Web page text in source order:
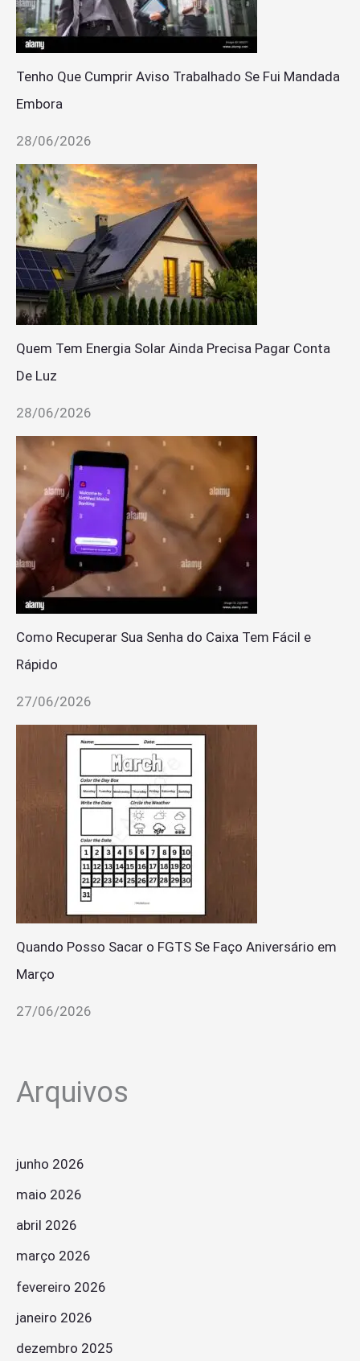
Tenho Que Cumprir Aviso Trabalhado Se Fui Mandada
Embora
28/06/2026
Quem Tem Energia Solar Ainda Precisa Pagar Conta
De Luz
28/06/2026
Como Recuperar Sua Senha do Caixa Tem Fácil e
Rápido
27/06/2026
Quando Posso Sacar o FGTS Se Faço Aniversário em
Março
27/06/2026
Arquivos
junho 2026
maio 2026
abril 2026
março 2026
fevereiro 2026
janeiro 2026
dezembro 2025